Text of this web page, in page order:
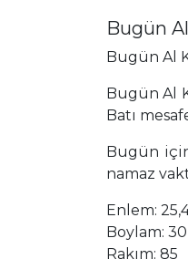
Bugün
Bugün Al
Bugün Al
Batı
Bugün için
namaz
Enlem:
Boylam:
Rakım: 85